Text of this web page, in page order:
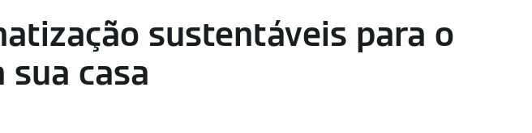
sustentáveis para o
casa